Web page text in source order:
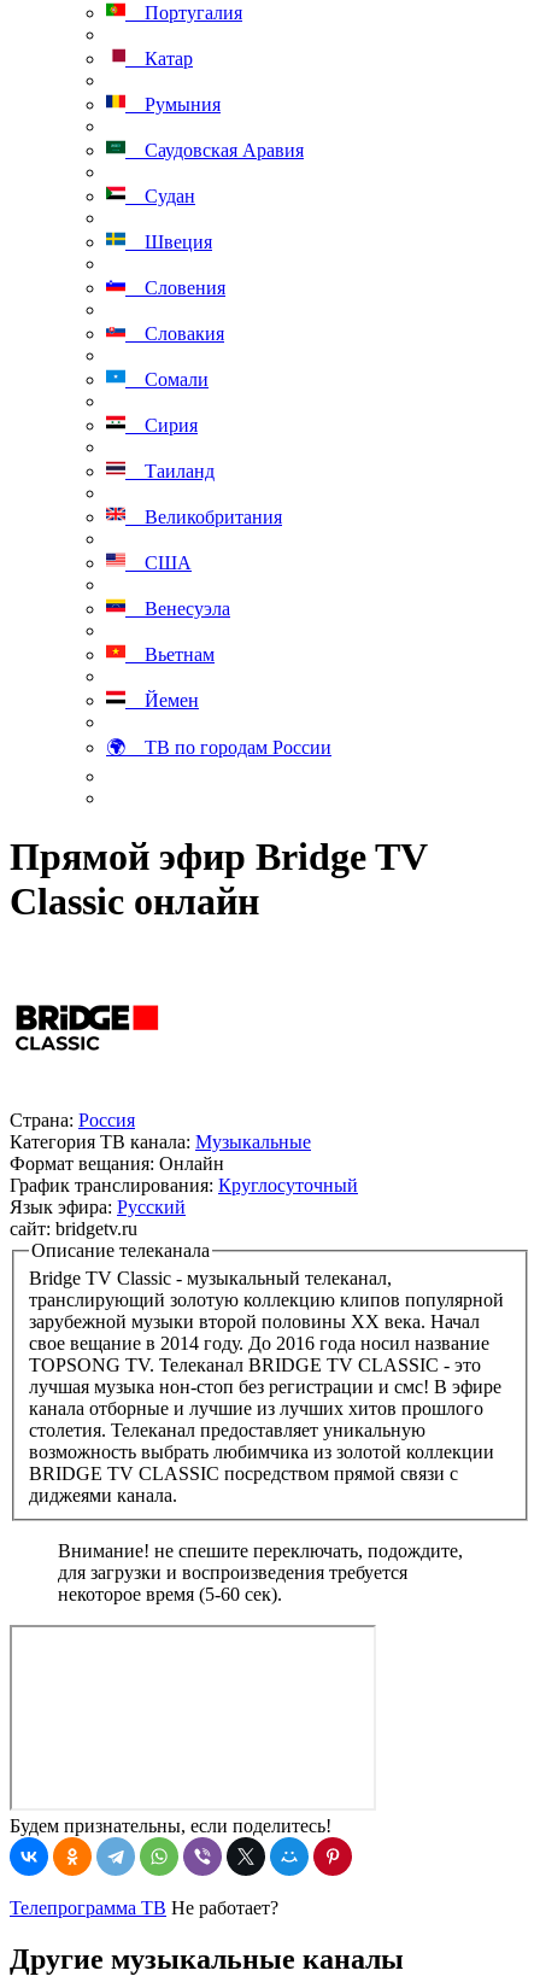
Португалия
Катар
Румыния
Саудовская Аравия
Судан
Швеция
Словения
Словакия
Сомали
Сирия
Таиланд
Великобритания
США
Венесуэла
Вьетнам
Йемен
🌍 ТВ по городам России
Прямой эфир Bridge TV
Classic онлайн
Страна: Россия
Категория ТВ канала: Музыкальные
Формат вещания: Онлайн
График транслирования: Круглосуточный
Язык эфира: Русский
сайт: bridgetv.ru
Описание телеканала
Bridge TV Classic - музыкальный телеканал,
транслирующий золотую коллекцию клипов популярной
зарубежной музыки второй половины ХХ века. Начал
свое вещание в 2014 году. До 2016 года носил название
TOPSONG TV. Телеканал BRIDGE TV CLASSIC - это
лучшая музыка нон-стоп без регистрации и смс! В эфире
канала отборные и лучшие из лучших хитов прошлого
столетия. Телеканал предоставляет уникальную
возможность выбрать любимчика из золотой коллекции
BRIDGE TV CLASSIC посредством прямой связи с
диджеями канала.
Внимание! не спешите переключать, подождите,
для загрузки и воспроизведения требуется
некоторое время (5-60 сек).
Будем признательны, если поделитесь!
Телепрограмма ТВ Не работает?
Другие музыкальные каналы